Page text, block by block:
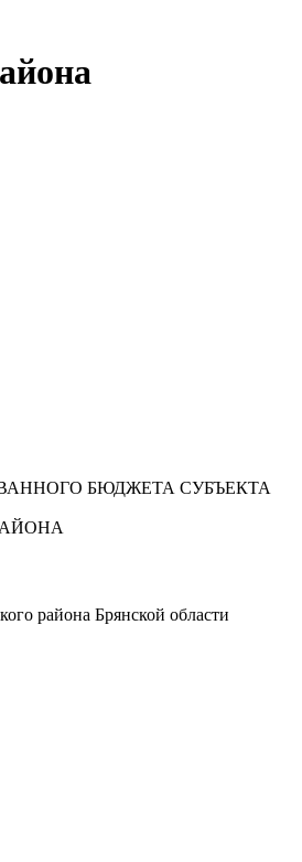
БЮДЖЕТА СУБЪЕКТА
района Брянской области